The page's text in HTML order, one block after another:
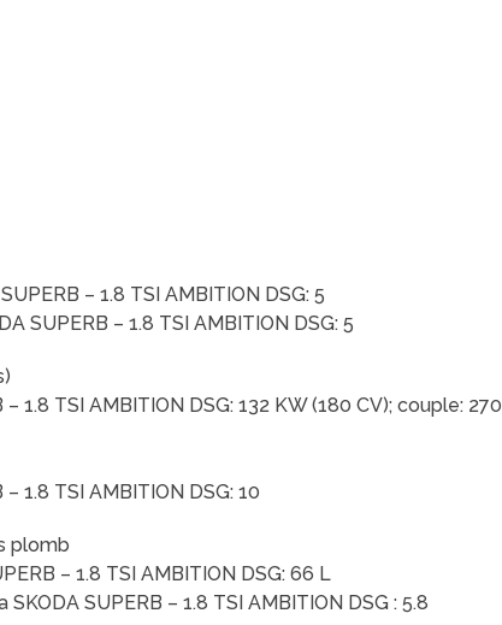
– 1.8 TSI AMBITION DSG: 5
SUPERB – 1.8 TSI AMBITION DSG: 5
1.8 TSI AMBITION DSG: 132 KW (180 CV); couple: 270
1.8 TSI AMBITION DSG: 10
plomb
– 1.8 TSI AMBITION DSG: 66 L
SUPERB – 1.8 TSI AMBITION DSG : 5.8